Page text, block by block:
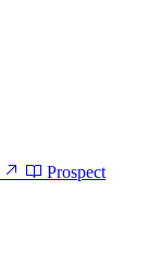
Prospect